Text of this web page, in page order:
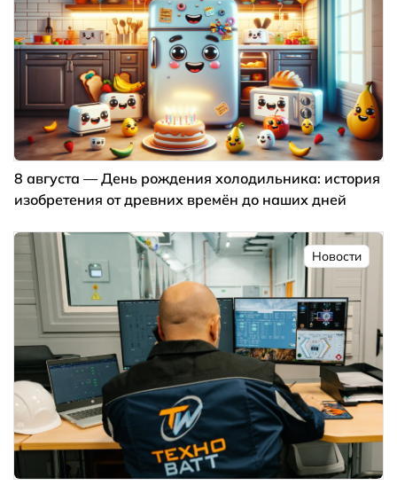
8 августа — День рождения холодильника: история
изобретения от древних времён до наших дней
Новости